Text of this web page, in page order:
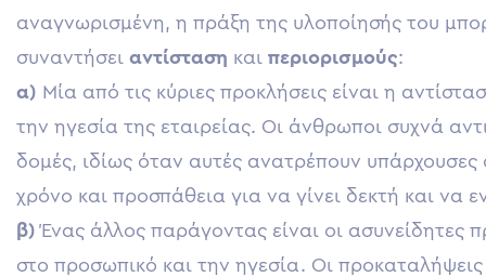
αναγνωρισμένη, η πράξη της υλοποίησής του
συναντήσει αντίσταση και περιορισμούς:
α) Μία από τις κύριες προκλήσεις είναι η
την ηγεσία της εταιρείας. Οι άνθρωποι συχνά
δομές, ιδίως όταν αυτές ανατρέπουν
χρόνο και προσπάθεια για να γίνει δεκτή και να
β) Ένας άλλος παράγοντας είναι οι ασυνείδητες
στο προσωπικό και την ηγεσία. Οι